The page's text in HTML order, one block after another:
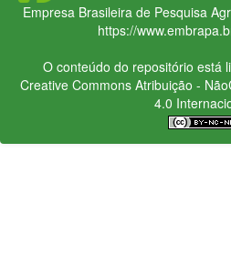
Empresa Brasileira de Pesquisa
https://
O conteúdo do repositório está
Creative CommonsAtribuição -
4.0